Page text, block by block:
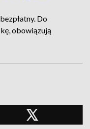
Do
obowiązują